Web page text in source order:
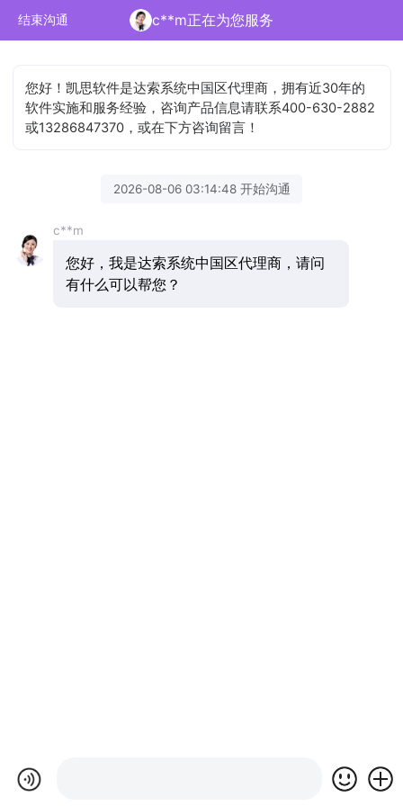
结束沟通 c**m正在为您服务
您好！凯思软件是达索系统中国区代理商，拥有近30年的
软件实施和服务经验，咨询产品信息请联系400-630-2882
或13286847370，或在下方咨询留言！
2026-08-06 03:14:48 开始沟通
c**m
您好，我是达索系统中国区代理商，请问
有什么可以帮您？